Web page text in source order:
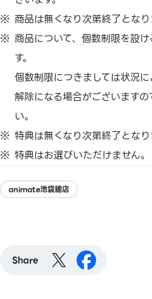
商品は無くなり次第終了となり
商品について、個数制限を設
す。
個数制限につきましては状況に
解除になる場合がございます
い。
特典は無くなり次第終了となり
特典はお選びいただけません。
animate池袋總店
Share